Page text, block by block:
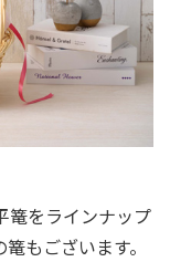
篭をラインナップ
もございます。